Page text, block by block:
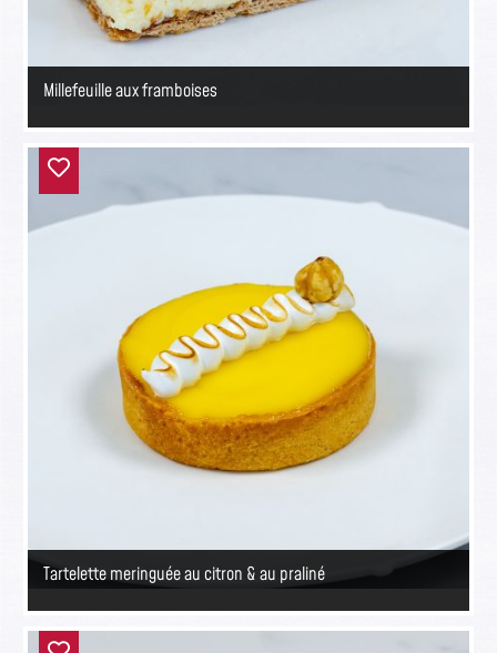
Millefeuille aux framboises
Tartelette meringuée au citron & au praliné